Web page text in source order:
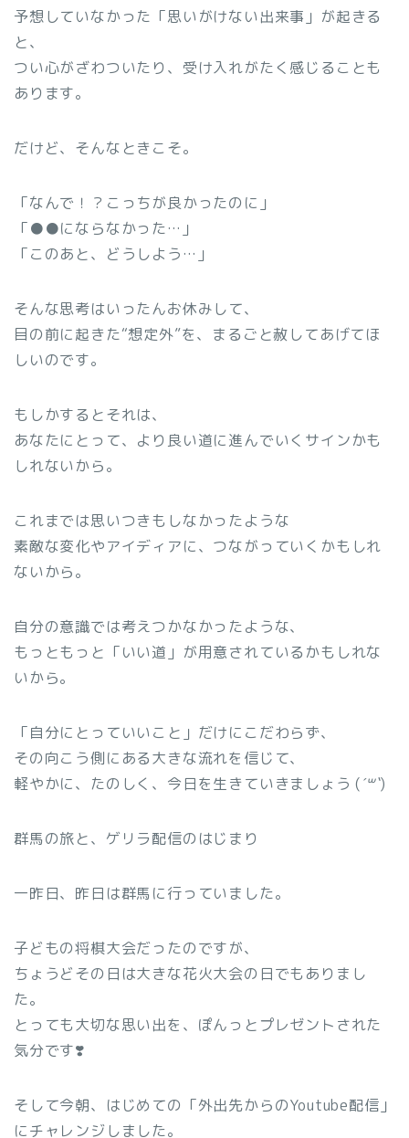
予想していなかった「思いがけない出来事」が起きる
と、
つい心がざわついたり、受け入れがたく感じることも
あります。
だけど、そんなときこそ。
「なんで！？こっちが良かったのに」
「●●にならなかった…」
「このあと、どうしよう…」
そんな思考はいったんお休みして、
目の前に起きた“想定外”を、まるごと赦してあげてほ
しいのです。
もしかするとそれは、
あなたにとって、より良い道に進んでいくサインかも
しれないから。
これまでは思いつきもしなかったような
素敵な変化やアイディアに、つながっていくかもしれ
ないから。
自分の意識では考えつかなかったような、
もっともっと「いい道」が用意されているかもしれな
いから。
「自分にとっていいこと」だけにこだわらず、
その向こう側にある大きな流れを信じて、
軽やかに、たのしく、今日を生きていきましょう (´꒳`)
群馬の旅と、ゲリラ配信のはじまり
一昨日、昨日は群馬に行っていました。
子どもの将棋大会だったのですが、
ちょうどその日は大きな花火大会の日でもありまし
た。
とっても大切な思い出を、ぽんっとプレゼントされた
気分です❣️
そして今朝、はじめての「外出先からのYoutube配信」
にチャレンジしました。